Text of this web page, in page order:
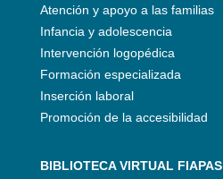
Atención y apoyo a las familias
Infancia y adolescencia
Intervención logopédica
Formación especializada
Inserción laboral
Promoción de la accesibilidad
BIBLIOTECA VIRTUAL FIAPAS